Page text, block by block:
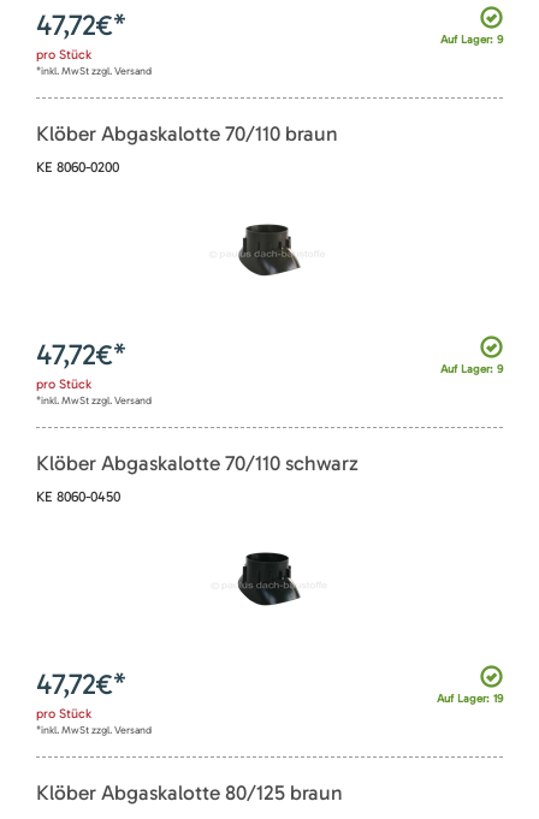
Auf Lager: 9
47,72€*
pro Stück
*inkl. MwSt zzgl. Versand
Klöber Abgaskalotte 70/110 braun
KE 8060-0200
Auf Lager: 9
47,72€*
pro Stück
*inkl. MwSt zzgl. Versand
Klöber Abgaskalotte 70/110 schwarz
KE 8060-0450
Auf Lager: 19
47,72€*
pro Stück
*inkl. MwSt zzgl. Versand
Klöber Abgaskalotte 80/125 braun